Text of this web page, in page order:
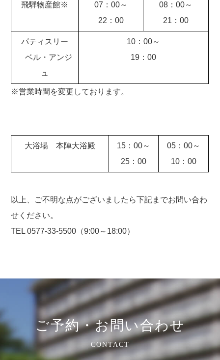
飛騨物産館※
07：00～
22：00
08：00～
21：00
パティスリー
ベル・アンジ
ュ
10：00～
19：00
※営業時間を変更しております。
大浴場 本陣大浴殿
15：00～
25：00
05：00～
10：00
以上、ご不明な点がございましたら下記までお問い合わ
せください。
TEL 0577-33-5500（9:00～18:00）
ご予約・お問い合わせ
CONTACT